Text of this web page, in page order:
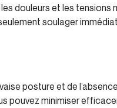
douleurs et les tensions
soulager
posture et de
pouvez minimiser